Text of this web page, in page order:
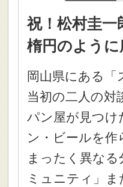
祝！松村圭一
楕円のよう
岡山県にある
当初の二人の対
パン屋が見つけ
ン・ビールを作
まったく異な
ミュニティ」